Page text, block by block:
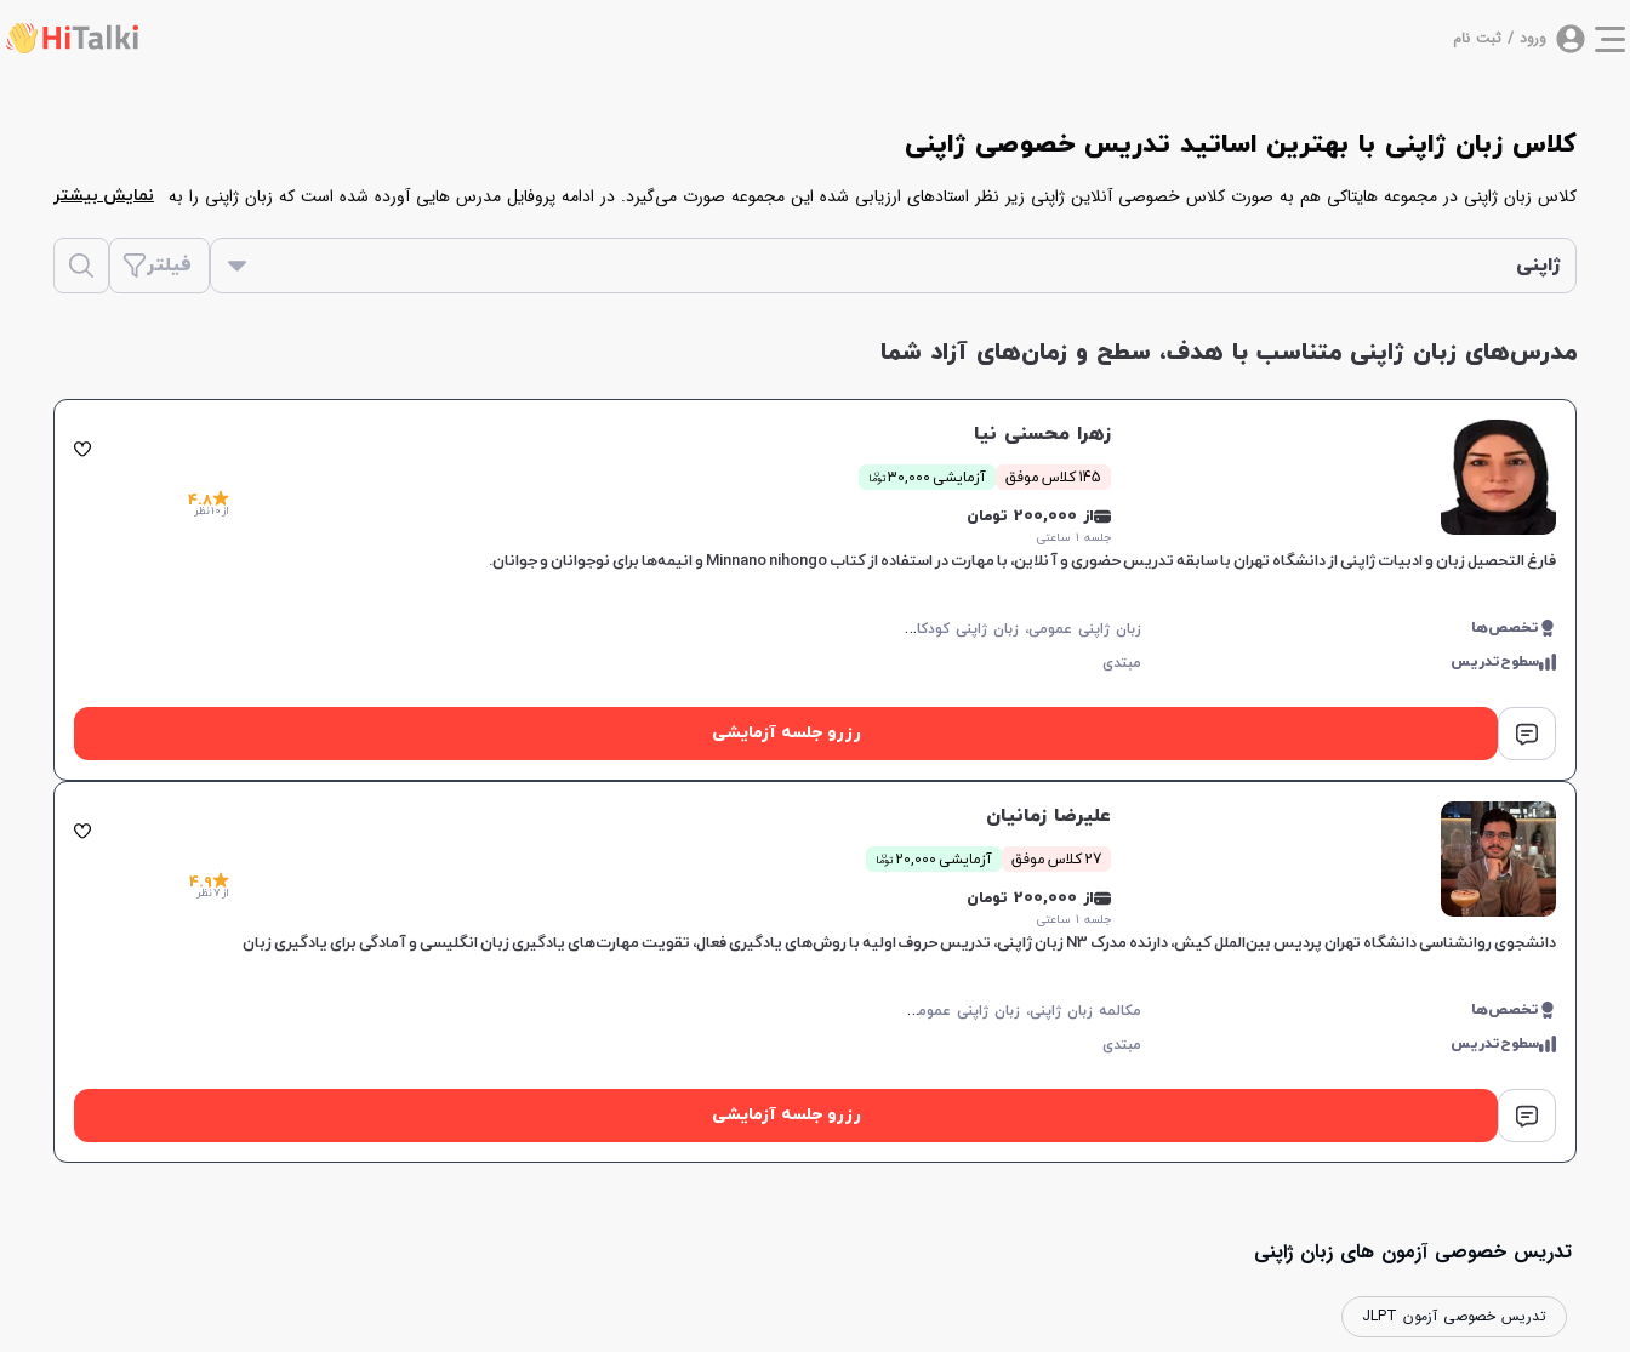
ورود / ثبت نام
کلاس زبان ژاپنی با بهترین اساتید تدریس خصوصی ژاپنی
کلاس زبان ژاپنی در مجموعه هایتاکی هم به صورت کلاس خصوصی آنلاین ژاپنی زیر نظر استادهای ارزیابی شده این مجموعه صورت می‌گیرد. در ادامه پروفایل مدرس هایی آورده شده است که زبان ژاپنی را به
نمایش بیشتر
ژاپنی فیلتر
مدرس‌های زبان ژاپنی متناسب با هدف، سطح و زمان‌های آزاد شما
زهرا محسنی نیا
145 کلاس موفق آزمایشی 30,000 توما
ن
از 200,000 تومان
جلسه ۱ ساعتی
4.8
از 10 نظر
فارغ التحصیل زبان و ادبیات ژاپنی از دانشگاه تهران با سابقه تدریس حضوری و آنلاین، با مهارت در استفاده از کتاب Minnano nihongo و انیمه‌ها برای نوجوانان و جوانان.
تخصص‌ها ز
بان ژاپنی عمومی، زبان ژاپنی کودکان، مکالمه زبان ژاپنی
سطوح‌تدریس مبتدی
رزرو جلسه آزمایشی
علیرضا زمانیان
27 کلاس موفق آزمایشی 20,000 توما
ن
از 200,000 تومان
جلسه ۱ ساعتی
4.9
از 7 نظر
دانشجوی روانشناسی دانشگاه تهران پردیس بین‌الملل کیش، دارنده مدرک N3 زبان ژاپنی، تدریس حروف اولیه با روش‌های یادگیری فعال، تقویت مهارت‌های یادگیری زبان انگلیسی و آمادگی برای یادگیری زبان
تخصص‌ها م
کالمه زبان ژاپنی، زبان ژاپنی عمومی، زبان ژاپنی کودکان، JLPT
سطوح‌تدریس مبتدی
رزرو جلسه آزمایشی
تدریس خصوصی آزمون های زبان ژاپنی
تدریس خصوصی آزمون JLPT